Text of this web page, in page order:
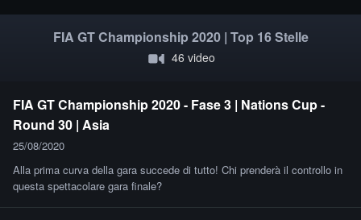
FIA GT Championship 2020 | Top 16 Stelle
46 video
FIA GT Championship 2020 - Fase 3 | Nations Cup -
Round 30 | Asia
25/08/2020
Alla prima curva della gara succede di tutto! Chi prenderà il controllo in
questa spettacolare gara finale?